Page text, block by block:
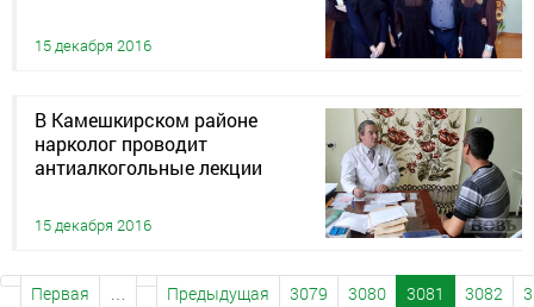
15 декабря 2016
В Камешкирском районе
нарколог проводит
антиалкогольные лекции
15 декабря 2016
Первая … Предыдущая 3079 3080 3081 3082